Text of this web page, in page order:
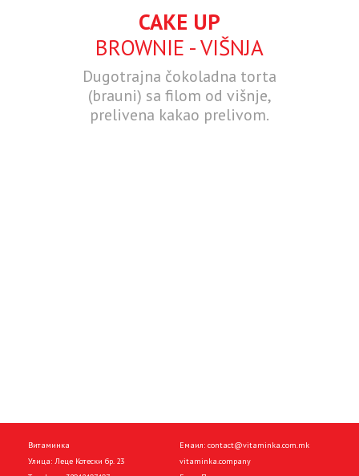
CAKE UP
BROWNIE - VIŠNJA
Dugotrajna čokoladna torta
(brauni) sa filom od višnje,
prelivena kakao prelivom.
Витаминка
Улица: Леце Котески бр. 23
Емаил: contact@vitaminka.com.mk
vitaminka.company